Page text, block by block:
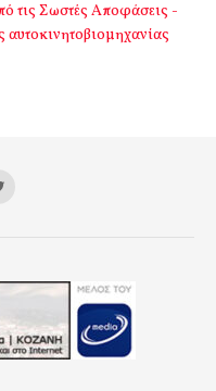
τις Σωστές Αποφάσεις -
αυτοκινητοβιομηχανίας